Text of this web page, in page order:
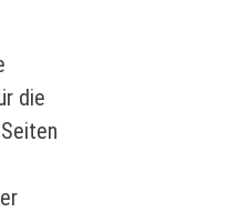
die